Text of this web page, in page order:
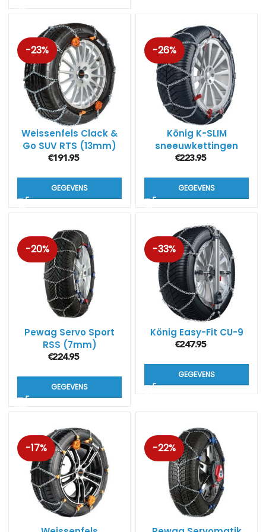
-23%
Weissenfels Clack &
Go SUV RTS (13mm)
€191.95
GEGEVENS
-26%
König K-SLIM
sneeuwkettingen
€223.95
GEGEVENS
-20%
Pewag Servo Sport
RSS (7mm)
€224.95
GEGEVENS
-33%
König Easy-Fit CU-9
€247.95
GEGEVENS
-17% -22%